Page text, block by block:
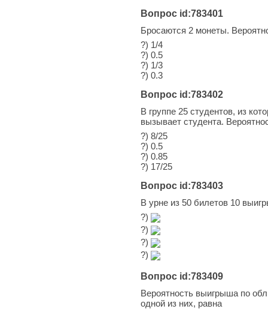
Вопрос id:783401
Бросаются 2 монеты.
?) 1/4
?) 0.5
?) 1/3
?) 0.3
Вопрос id:783402
В группе 25 студентов, из
вызывает студента.
?) 8/25
?) 0.5
?) 0.85
?) 17/25
Вопрос id:783403
В урне из 50 билетов 10
?)
?)
?)
?)
Вопрос id:783409
Вероятность выигрыша по
одной из них, равна